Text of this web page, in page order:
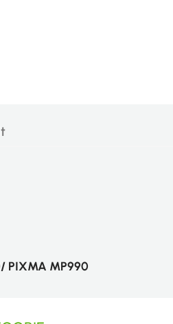
PIXMA MP990